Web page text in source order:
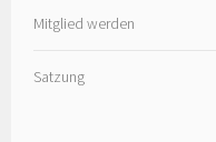
Mitglied werden
Satzung